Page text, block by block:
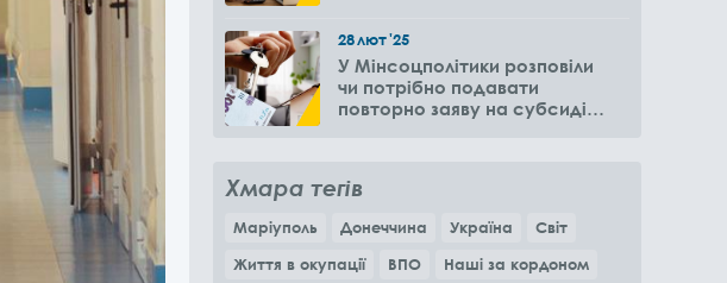
28лют'25
У Мінсоцполітики розповіли
чи потрібно подавати
повторно заяву на субсидію
Хмара тегів
Маріуполь Донеччина Україна
Світ
Життя в окупації
ВПО
Наші за кордоном